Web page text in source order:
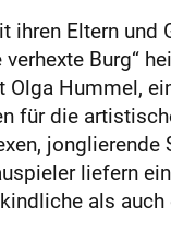
Eltern
Burg“
Olga Hummel,
für die
liefern
als